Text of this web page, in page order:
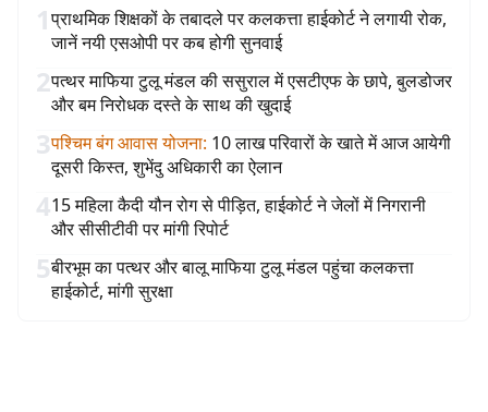
1प्राथमिक शिक्षकों के तबादले पर कलकत्ता हाईकोर्ट ने लगायी रोक,
जानें नयी एसओपी पर कब होगी सुनवाई
2पत्थर माफिया टुलू मंडल की ससुराल में एसटीएफ के छापे, बुलडोजर
और बम निरोधक दस्ते के साथ की खुदाई
3पश्चिम बंग आवास योजना: 10 लाख परिवारों के खाते में आज आयेगी
दूसरी किस्त, शुभेंदु अधिकारी का ऐलान
415 महिला कैदी यौन रोग से पीड़ित, हाईकोर्ट ने जेलों में निगरानी
और सीसीटीवी पर मांगी रिपोर्ट
5बीरभूम का पत्थर और बालू माफिया टुलू मंडल पहुंचा कलकत्ता
हाईकोर्ट, मांगी सुरक्षा